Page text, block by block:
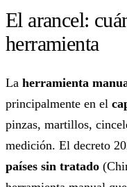
El arancel:
herramienta
La herramienta
principalmente en el
pinzas, martillos,
medición. El decreto
países sin tratado